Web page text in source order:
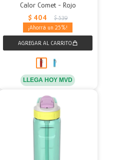
Calor Comet - Rojo
$ 404 $ 539
25
LLEGA HOY MVD